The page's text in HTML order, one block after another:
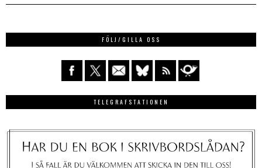
FÖLJ/GILLA OSS
TELEGRAFSTATIONEN